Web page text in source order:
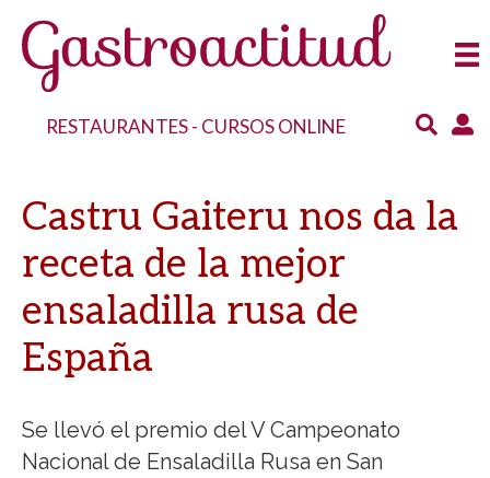
RESTAURANTES- CURSOS ONLINE
Castru Gaiteru nos da la
receta de la mejor
ensaladilla rusa de
España
Se llevó el premio del V Campeonato
Nacional de Ensaladilla Rusa en San